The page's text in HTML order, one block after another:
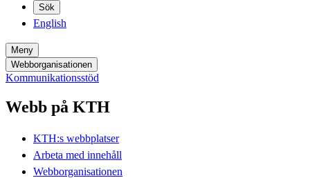
Sök
English
Meny
Webborganisationen
Kommunikationsstöd
Webb på KTH
KTH:s webbplatser
Arbeta med innehåll
Webborganisationen